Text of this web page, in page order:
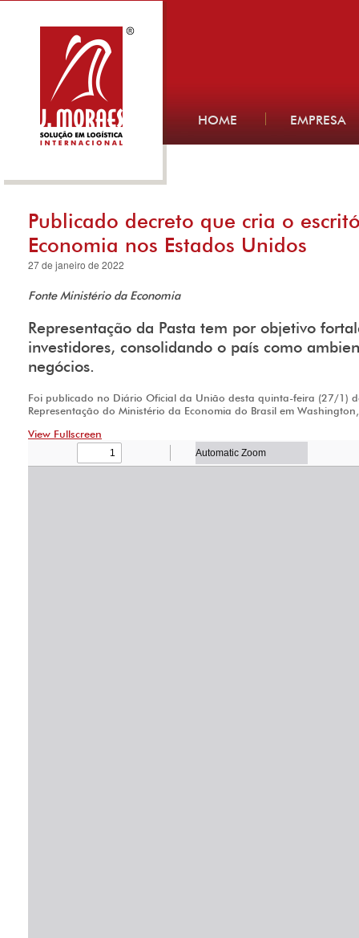
HOME EMPRESA
Publicado decreto que cria o
Economia nos Estados Unidos
27 de janeiro de 2022
Fonte Ministério da Economia
Representação da Pasta tem por objetivo
investidores, consolidando o país como
negócios.
Foi publicado no Diário Oficial da União desta quinta-feira (27/1)
Representação do Ministério da Economia do Brasil em
View Fullscreen